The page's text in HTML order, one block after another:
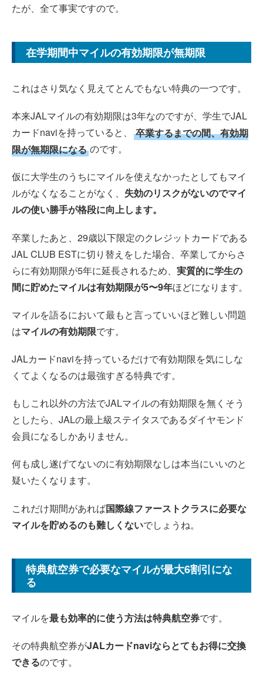
たが、全て事実ですので。
在学期間中マイルの有効期限が無期限
これはさり気なく見えてとんでもない特典の一つです。
本来JALマイルの有効期限は3年なのですが、学生でJAL
カードnaviを持っていると、
卒業するまでの間、有効期
限が無期限になる のです。
仮に大学生のうちにマイルを使えなかったとしてもマイ
ルがなくなることがなく、 失効のリスクがないのでマイ
ルの使い勝手が格段に向上します。
卒業したあと、29歳以下限定のクレジットカードである
JAL CLUB ESTに切り替えをした場合、卒業してからさ
らに有効期限が5年に延長されるため、 実質的に学生の
間に貯めたマイルは有効期限が5〜9年ほどになります。
マイルを語るにおいて最もと言っていいほど難しい問題
はマイルの有効期限です。
JALカードnaviを持っているだけで有効期限を気にしな
くてよくなるのは最強すぎる特典です。
もしこれ以外の方法でJALマイルの有効期限を無くそう
としたら、JALの最上級ステイタスであるダイヤモンド
会員になるしかありません。
何も成し遂げてないのに有効期限なしは本当にいいのと
疑いたくなります。
これだけ期間があれば国際線ファーストクラスに必要な
マイルを貯めるのも難しくないでしょうね。
特典航空券で必要なマイルが最大6割引にな
る
マイルを最も効率的に使う方法は特典航空券です。
その特典航空券がJALカードnaviならとてもお得に交換
できるのです。